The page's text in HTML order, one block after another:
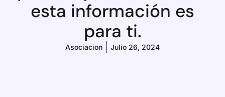
esta información es
para ti.
Asociacion Julio 26, 2024